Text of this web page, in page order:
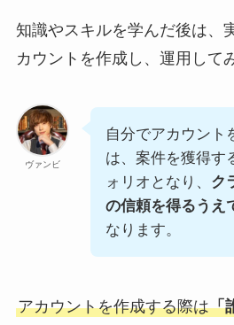
知識やスキルを学んだ後は、
カウントを作成し、運用して
ヴァンビ
自分でアカウント
は、案件を獲得す
ォリオとなり、 ク
の信頼を得るうえ
なります。
アカウントを作成する際は「